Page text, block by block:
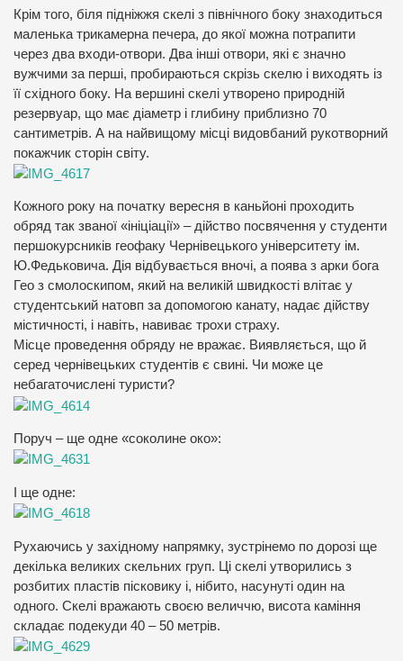
Крім того, біля підніжжя скелі з північного боку знаходиться
маленька трикамерна печера, до якої можна потрапити
через два входи-отвори. Два інші отвори, які є значно
вужчими за перші, пробираються скрізь скелю і виходять із
її східного боку. На вершині скелі утворено природній
резервуар, що має діаметр і глибину приблизно 70
сантиметрів. А на найвищому місці видовбаний рукотворний
покажчик сторін світу.
Кожного року на початку вересня в каньйоні проходить
обряд так званої «ініціації» – дійство посвячення у студенти
першокурсників геофаку Чернівецького університету ім.
Ю.Федьковича. Дія відбувається вночі, а поява з арки бога
Гео з смолоскипом, який на великій швидкості влітає у
студентський натовп за допомогою канату, надає дійству
містичності, і навіть, навиває трохи страху.
Місце проведення обряду не вражає. Виявляється, що й
серед чернівецьких студентів є свині. Чи може це
небагаточислені туристи?
Поруч – ще одне «соколине око»:
І ще одне:
Рухаючись у західному напрямку, зустрінемо по дорозі ще
декілька великих скельних груп. Ці скелі утворились з
розбитих пластів пісковику і, нібито, насунуті один на
одного. Скелі вражають своєю величчю, висота каміння
складає подекуди 40 – 50 метрів.